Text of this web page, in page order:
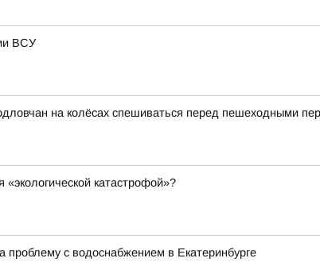
ВСУ
на колёсах спешиваться перед пешеходными
катастрофой»?
с водоснабжением в Екатеринбурге